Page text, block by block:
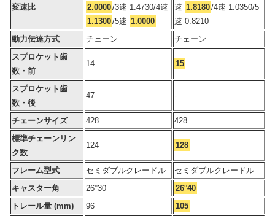
変速比
2.0000/3速 1.4730/4速
1.1300/5速 1.0000
速 1.8180/4速 1.0350/5
速 0.8210
動力伝達方式
チェーン
チェーン
スプロケット歯
数・前
14 15
スプロケット歯
数・後
47 -
チェーンサイズ 428
428
標準チェーンリン
ク数
124 128
フレーム型式 セミダブルクレードル
セミダブルクレードル
キャスター角
26°30
26°40
トレール量 (mm)
96
105